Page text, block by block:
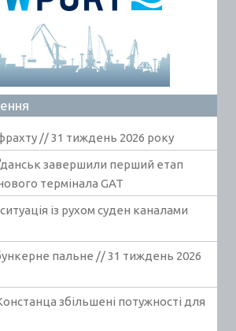
// 31 тиждень 2026 року
завершили перший етап
термінала GAT
із рухом суден каналами
пальне // 31 тиждень 2026
збільшені потужності для